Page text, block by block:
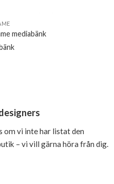
mediabänk
om vi inte har listat den
– vi vill gärna höra från dig.